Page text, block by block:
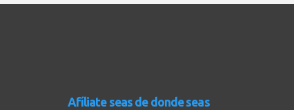
Afíliate seas de donde seas